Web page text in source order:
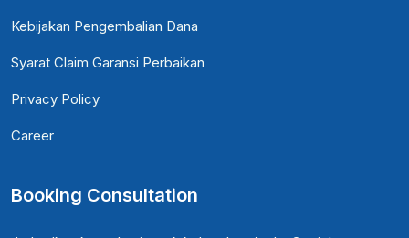
Kebijakan Pengembalian Dana
Syarat Claim Garansi Perbaikan
Privacy Policy
Career
Booking Consultation